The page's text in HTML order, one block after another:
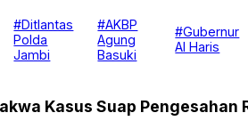
#Ditlantas
Polda
Jambi
#AKBP
Agung
Basuki
#Gubernur
Al Haris
Kasus Suap Pengesahan